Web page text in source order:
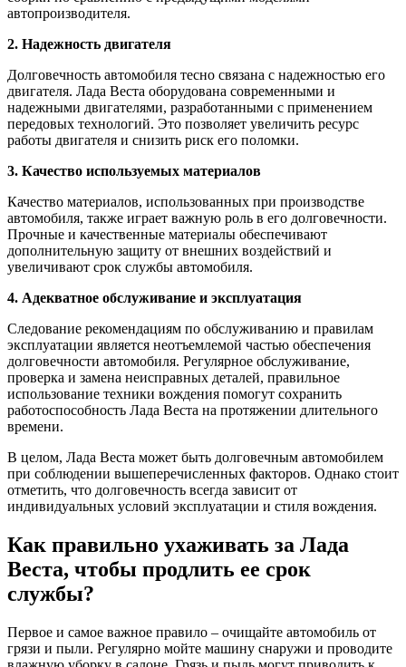
автопроизводителя.
2. Надежность двигателя
Долговечность автомобиля тесно связана с надежностью его
двигателя. Лада Веста оборудована современными и
надежными двигателями, разработанными с применением
передовых технологий. Это позволяет увеличить ресурс
работы двигателя и снизить риск его поломки.
3. Качество используемых материалов
Качество материалов, использованных при производстве
автомобиля, также играет важную роль в его долговечности.
Прочные и качественные материалы обеспечивают
дополнительную защиту от внешних воздействий и
увеличивают срок службы автомобиля.
4. Адекватное обслуживание и эксплуатация
Следование рекомендациям по обслуживанию и правилам
эксплуатации является неотъемлемой частью обеспечения
долговечности автомобиля. Регулярное обслуживание,
проверка и замена неисправных деталей, правильное
использование техники вождения помогут сохранить
работоспособность Лада Веста на протяжении длительного
времени.
В целом, Лада Веста может быть долговечным автомобилем
при соблюдении вышеперечисленных факторов. Однако стоит
отметить, что долговечность всегда зависит от
индивидуальных условий эксплуатации и стиля вождения.
Как правильно ухаживать за Лада
Веста, чтобы продлить ее срок
службы?
Первое и самое важное правило – очищайте автомобиль от
грязи и пыли. Регулярно мойте машину снаружи и проводите